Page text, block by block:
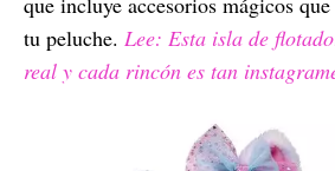
tu peluche. Lee: Esta isla de
real y cada rincón es tan